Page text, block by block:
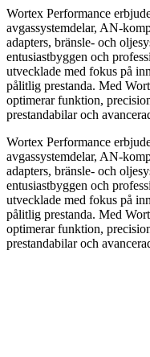
Wortex Performance
avgassystemdelar, AN-
adapters, bränsle- och
entusiastbyggen och
utvecklade med fokus på
pålitlig prestanda. Med
optimerar funktion,
prestandabilar och
Wortex Performance
avgassystemdelar, AN-
adapters, bränsle- och
entusiastbyggen och
utvecklade med fokus på
pålitlig prestanda. Med
optimerar funktion,
prestandabilar och